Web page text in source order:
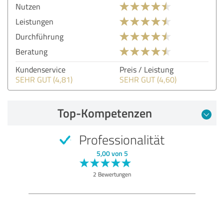
Nutzen
Leistungen
Durchführung
Beratung
Kundenservice
SEHR GUT (4,81)
Preis / Leistung
SEHR GUT (4,60)
Top-Kompetenzen
Professionalität
5,00 von 5
2 Bewertungen